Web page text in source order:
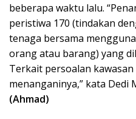
beberapa waktu lalu.
peristiwa 170 (tindakan
tenaga bersama
orang atau barang) yang
Terkait persoalan
menanganinya,” kata Dedi
(Ahmad)